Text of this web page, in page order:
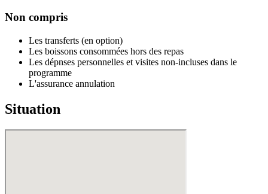
Non compris
Les transferts (en option)
Les boissons consommées hors des repas
Les dépnses personnelles et visites non-incluses dans le
programme
L'assurance annulation
Situation